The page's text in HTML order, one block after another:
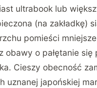
ultrabook lub
(na zakładkę)
pomieści mniejsze
obawy o pałętanie się
Cieszy obecność
uznanej japońskiej